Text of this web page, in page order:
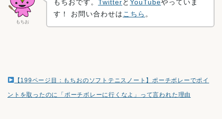
もちお
もちおです。 Twitterと YouTubeやっていま
す！ お問い合わせは こちら 。
【199ページ目：もちおのソフトテニスノート】ポーチボレーでポイ
ントを取ったのに「ポーチボレーに行くなよ」って言われた理由